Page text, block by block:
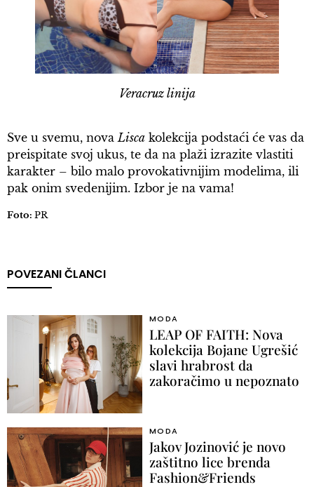
Veracruz linija
Sve u svemu, novaLisca kolekcija podstaći će vas da
preispitate svoj ukus, te da na plaži izrazite vlastiti
karakter – bilo malo provokativnijim modelima, ili
pak onim svedenijim. Izbor je na vama!
Foto: PR
POVEZANI ČLANCI
MODA
LEAP OF FAITH: Nova
kolekcija Bojane Ugrešić
slavi hrabrost da
zakoračimo u nepoznato
MODA
Jakov Jozinović je novo
zaštitno lice brenda
Fashion&Friends